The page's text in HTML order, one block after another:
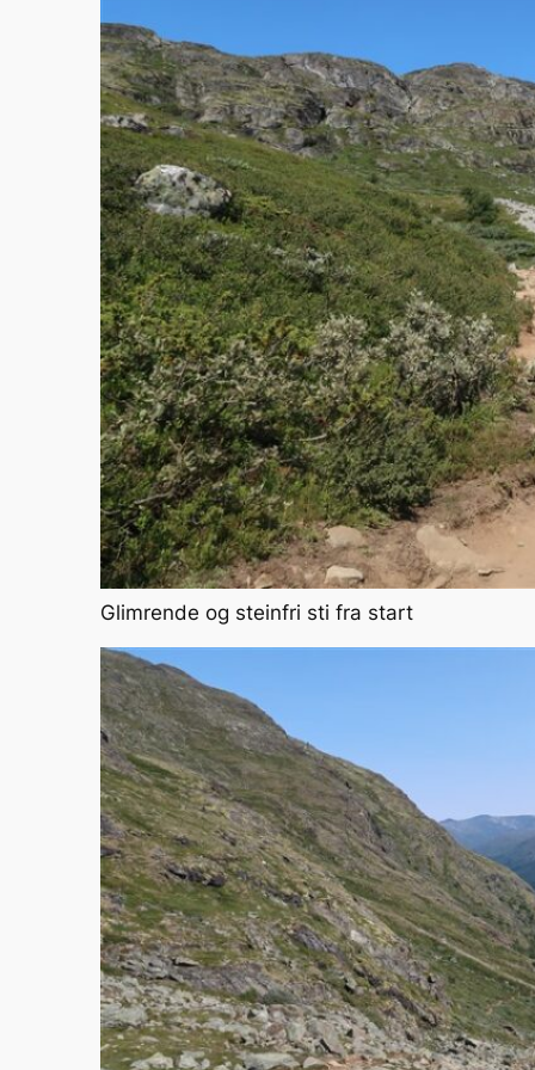
Glimrende og steinfri sti fra start